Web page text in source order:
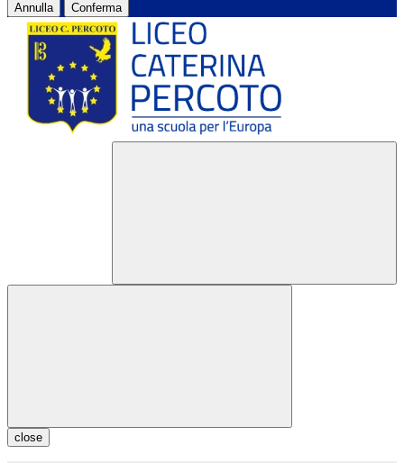
Annulla Conferma
close